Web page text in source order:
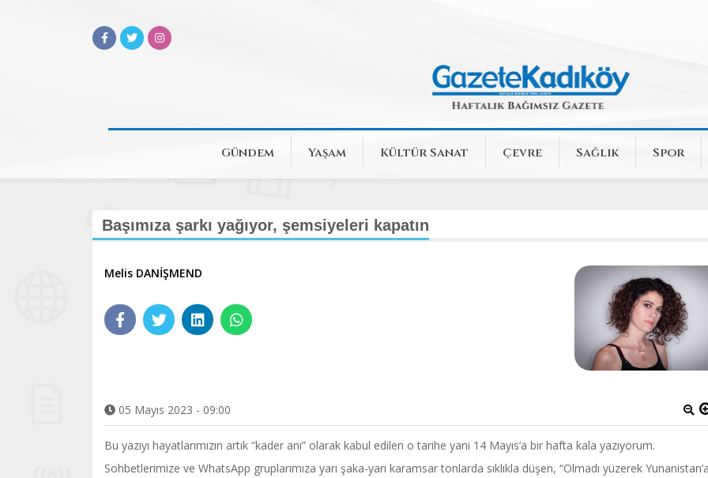
Gündem Yaşam Kültür Sanat Çevre Sağlık Spor
Başımıza şarkı yağıyor, şemsiyeleri kapatın
Melis DANİŞMEND
05 Mayıs 2023 - 09:00
Bu yazıyı hayatlarımızın artık “kader anı” olarak kabul edilen o tarihe yani 14 Mayıs’a bir hafta kala yazıyorum.
Sohbetlerimize ve WhatsApp gruplarımıza yarı şaka-yarı karamsar tonlarda sıklıkla düşen, “Olmadı yüzerek